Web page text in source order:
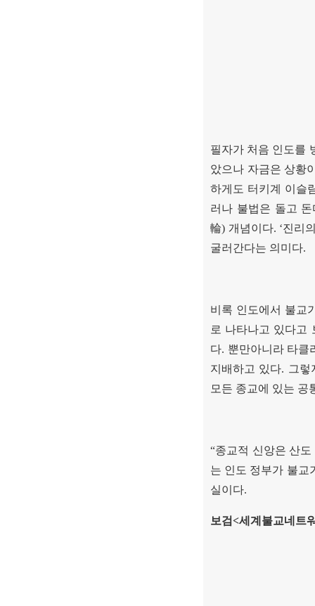
필자가 처음 인도를
았으나 자금은 상황
하게도 터키계 이슬
러나 불법은 돌고
輪) 개념이다. ‘진리
굴러간다는 의미다.
비록 인도에서 불교
로 나타나고 있다고
다. 뿐만아니라 타클
지배하고 있다. 그렇
모든 종교에 있는 공
“종교적 신앙은 산
는 인도 정부가 불교
실이다.
보검<세계불교네트